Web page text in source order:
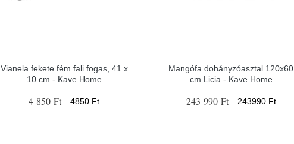
Vianela fekete fém fali fogas, 41 x
10 cm - Kave Home
4 850 Ft 4850 Ft
Mangófa dohányzóasztal 120x60
cm Licia - Kave Home
243 990 Ft 243990 Ft